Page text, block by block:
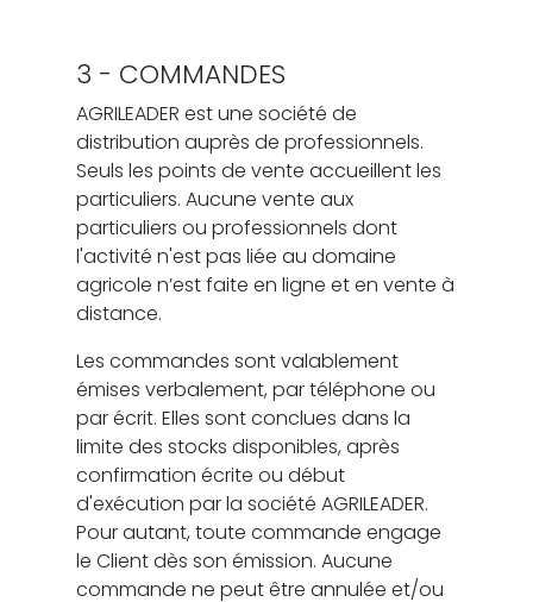
3 - COMMANDES
AGRILEADER est une société de
distribution auprès de professionnels.
Seuls les points de vente accueillent les
particuliers. Aucune vente aux
particuliers ou professionnels dont
l'activité n'est pas liée au domaine
agricole n’est faite en ligne et en vente à
distance.
Les commandes sont valablement
émises verbalement, par téléphone ou
par écrit. Elles sont conclues dans la
limite des stocks disponibles, après
confirmation écrite ou début
d'exécution par la société AGRILEADER.
Pour autant, toute commande engage
le Client dès son émission. Aucune
commande ne peut être annulée et/ou